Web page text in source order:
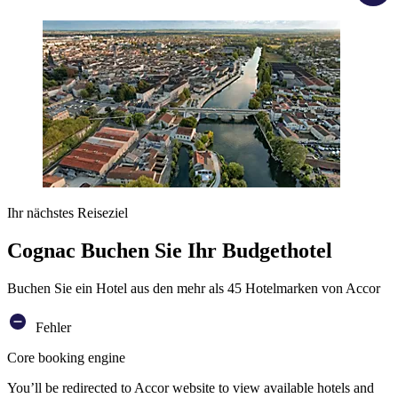
Ihr nächstes Reiseziel
Cognac Buchen Sie Ihr Budgethotel
Buchen Sie ein Hotel aus den mehr als 45 Hotelmarken von Accor
Fehler
Core booking engine
You’ll be redirected to Accor website to view available hotels and